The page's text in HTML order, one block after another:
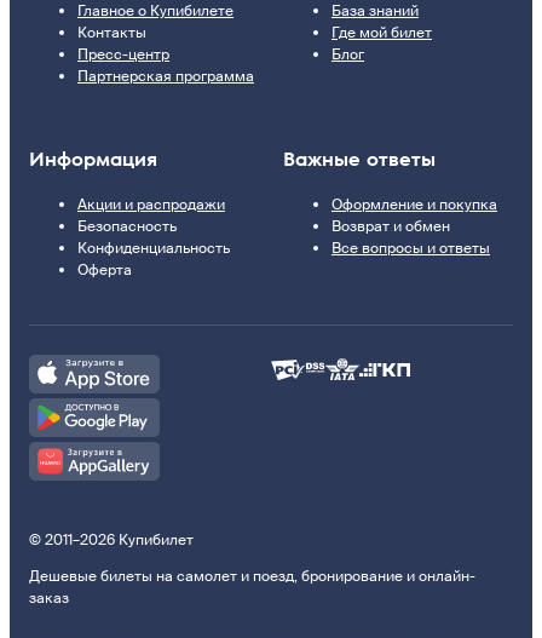
Главное о Купибилете
Контакты
Пресс-центр
Партнерская программа
База знаний
Где мой билет
Блог
Информация
Акции и распродажи
Безопасность
Конфиденциальность
Оферта
Важные ответы
Оформление и покупка
Возврат и обмен
Все вопросы и ответы
© 2011–2026 Купибилет
Дешевые билеты на самолет и поезд, бронирование и онлайн-
заказ